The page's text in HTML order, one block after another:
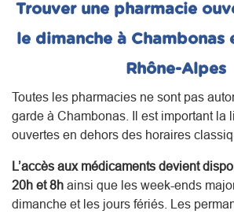
Trouver une pharmacie
le dimanche à Chambonas
Rhône-Alpes
Toutes les pharmacies ne sont pas
garde à Chambonas. Il est important la
ouvertes en dehors des horaires
L’accès aux médicaments devient
20h et 8h ainsi que les week-ends
dimanche et les jours fériés. Les